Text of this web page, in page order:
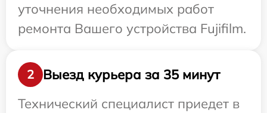
уточнения необходимых работ
ремонта Вашего устройства Fujifilm.
2
Выезд курьера за 35 минут
Технический специалист приедет в